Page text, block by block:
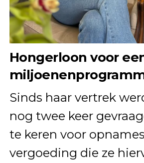
Hongerloon voor
Sinds haar vertrek
nog twee keer
te keren voor
vergoeding die ze